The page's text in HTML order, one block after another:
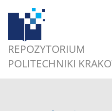
REPOZYTORIUM
POLITECHNIKI